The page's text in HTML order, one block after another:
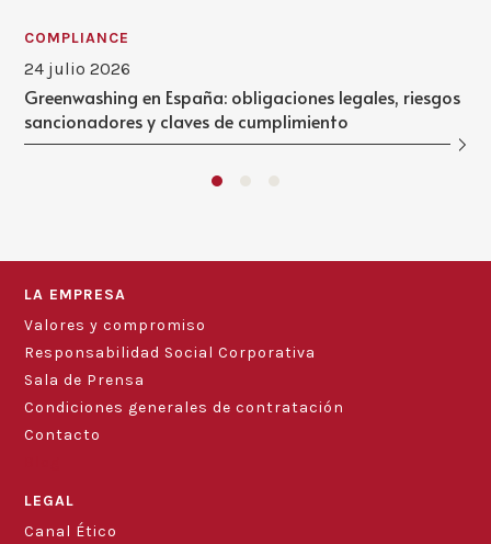
COMPLIANCE
24 julio 2026
Greenwashing en España: obligaciones legales, riesgos
sancionadores y claves de cumplimiento
LA EMPRESA
Valores y compromiso
Responsabilidad Social Corporativa
Sala de Prensa
Condiciones generales de contratación
Contacto
LEGAL
Canal Ético